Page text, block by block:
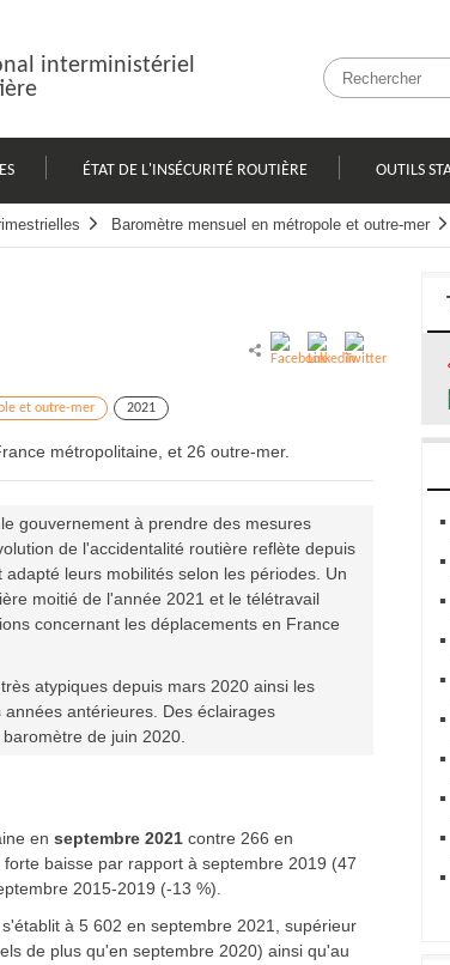
interministériel
ÉTAT DE L'INSÉCURITÉ ROUTIÈRE OUTILS
Baromètre mensuel en métropole et outre-mer
et outre-mer 2021
métropolitaine, et 26 outre-mer.
gouvernement à prendre des mesures
de l'accidentalité routière reflète depuis
leurs mobilités selon les périodes. Un
moitié de l'année 2021 et le télétravail
concernant les déplacements en France
atypiques depuis mars 2020 ainsi les
antérieures. Des éclairages
de juin 2020.
en septembre 2021 contre 266 en
baisse par rapport à septembre 2019 (47
2015-2019 (-13 %).
à 5 602 en septembre 2021, supérieur
de plus qu'en septembre 2020) ainsi qu'au